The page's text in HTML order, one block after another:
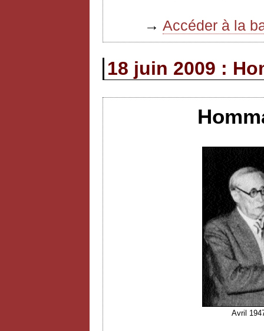
→ Accéder à la
18 juin 2009 :
Avril